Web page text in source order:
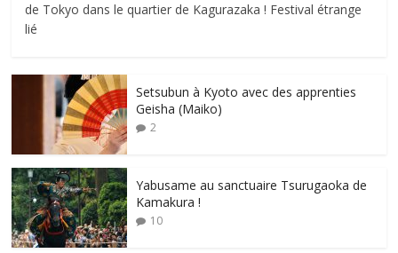
de Tokyo dans le quartier de Kagurazaka ! Festival étrange
lié
Setsubun à Kyoto avec des apprenties
Geisha (Maiko)
2
Yabusame au sanctuaire Tsurugaoka de
Kamakura !
10